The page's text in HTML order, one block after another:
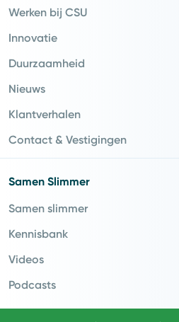
Werken bij CSU
Innovatie
Duurzaamheid
Nieuws
Klantverhalen
Contact & Vestigingen
Samen Slimmer
Samen slimmer
Kennisbank
Videos
Podcasts